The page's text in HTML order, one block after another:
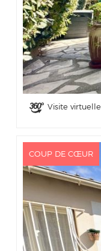
Visite virtuelle
COUP DE CŒUR